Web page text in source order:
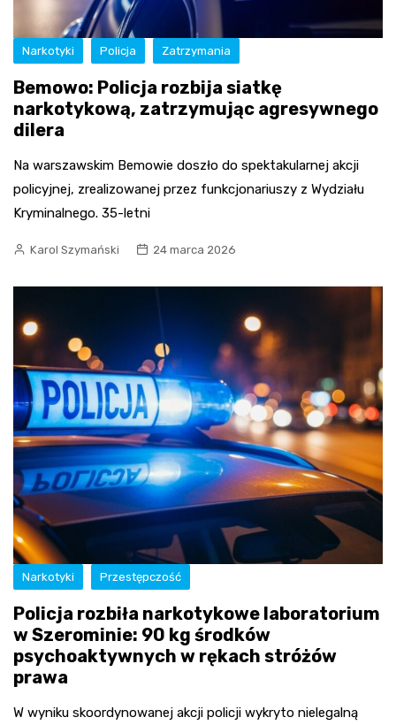
Narkotyki Policja Zatrzymania
Bemowo: Policja rozbija siatkę
narkotykową, zatrzymując agresywnego
dilera
Na warszawskim Bemowie doszło do spektakularnej akcji
policyjnej, zrealizowanej przez funkcjonariuszy z Wydziału
Kryminalnego. 35-letni
Karol Szymański 24 marca 2026
Narkotyki Przestępczość
Policja rozbiła narkotykowe laboratorium
w Szerominie: 90 kg środków
psychoaktywnych w rękach stróżów
prawa
W wyniku skoordynowanej akcji policji wykryto nielegalną